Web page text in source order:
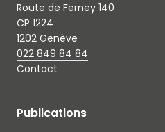
Route de Ferney 140
CP 1224
1202 Genève
022 849 84 84
Contact
Publications